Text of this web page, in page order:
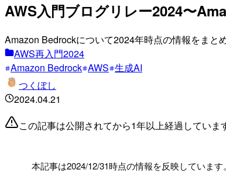
AWS入門ブログリレー2024〜
Amazon Bedrockについて2024年時点の情報をまと
AWS再入門2024
Amazon Bedrock AWS 生成AI
つくぼし
2024.04.21
この記事は公開されてから1年以上経過していま
本記事は2024/12/31時点の情報を反映しています。